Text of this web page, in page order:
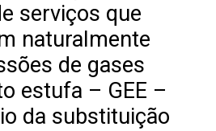
serviços que
naturalmente
de gases
estufa – GEE –
da substituição